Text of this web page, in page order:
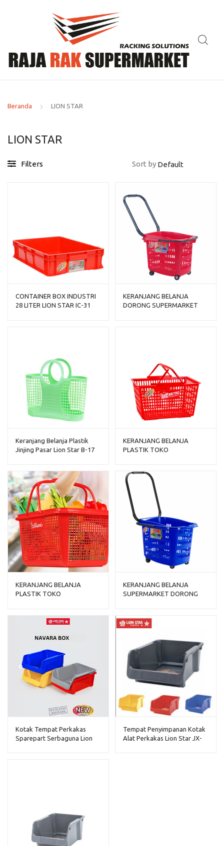
Beranda LION STAR
LION STAR
Filters Sort by
CONTAINER BOX INDUSTRI
28 LITER LION STAR IC-31
KERANJANG BELANJA
DORONG SUPERMARKET
Keranjang Belanja Plastik
Jinjing Pasar Lion Star B-17
KERANJANG BELANJA
PLASTIK TOKO
KERANJANG BELANJA
PLASTIK TOKO
KERANJANG BELANJA
SUPERMARKET DORONG
Kotak Tempat Perkakas
Sparepart Serbaguna Lion
Tempat Penyimpanan Kotak
Alat Perkakas Lion Star JX-